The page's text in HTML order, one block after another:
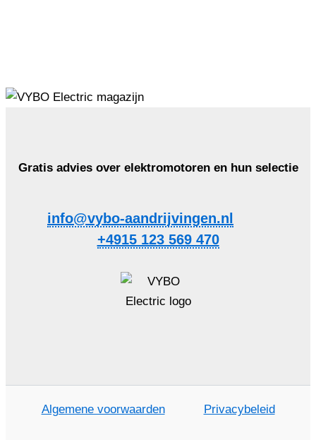
Gratis advies over elektromotoren en hun selectie
info@vybo-aandrijvingen.nl
+4915 123 569 470
Algemene voorwaarden Privacybeleid